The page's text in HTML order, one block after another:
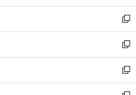
開
く
ウ
で
開
く
ン
ド
ウ
で
開
く
新
し
い
ウ
ィ
ン
新
し
い
ウ
新
し